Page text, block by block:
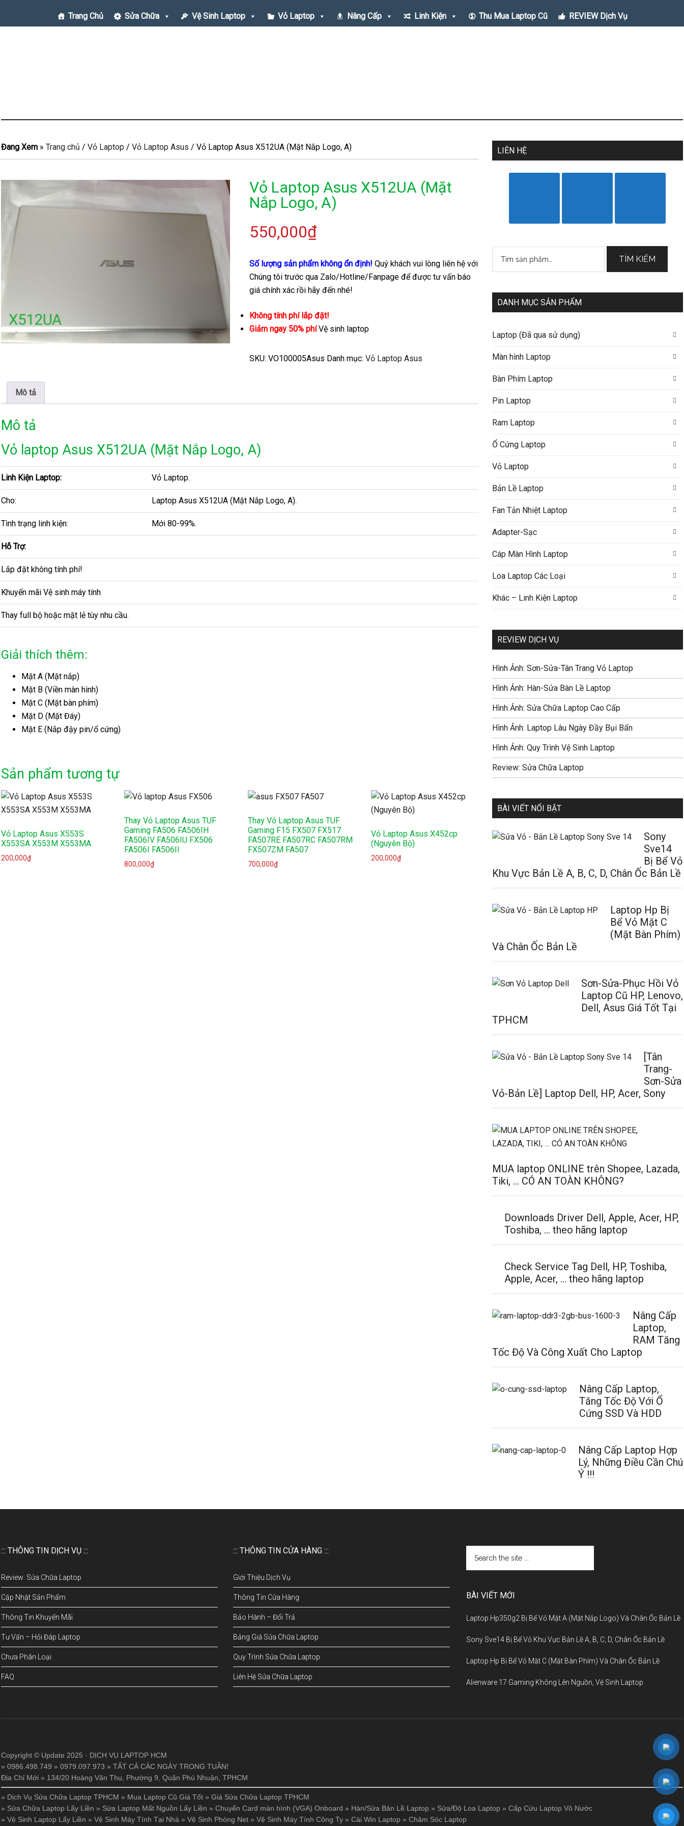
Trang Chủ Sửa Chữa Vệ Sinh Laptop Vỏ Laptop Nâng Cấp Linh Kiện Thu Mua Laptop Cũ REVIEW Dịch Vụ
Đang Xem » Trang chủ / Vỏ Laptop / Vỏ Laptop Asus / Vỏ Laptop Asus X512UA (Mặt Nắp Logo, A)
Vỏ Laptop Asus X512UA (Mặt
Nắp Logo, A)
550,000₫
Số lượng sản phẩm không ổn định! Quý khách vui lòng liên hệ với
Chúng tôi trước qua Zalo/Hotline/Fanpage để được tư vấn báo
giá chính xác rồi hãy đến nhé!
Không tính phí lắp đặt!
Giảm ngay 50% phíVệ sinh laptop
SKU: VO100005Asus Danh mục: Vỏ Laptop Asus
Mô tả
Mô tả
Vỏ laptop Asus X512UA (Mặt Nắp Logo, A)
Linh Kiện Laptop: Vỏ Laptop.
Cho: Laptop Asus X512UA (Mặt Nắp Logo, A).
Tình trạng linh kiện: Mới 80-99%.
Hỗ Trợ:
Lắp đặt không tính phí!
Khuyến mãi Vệ sinh máy tính
Thay full bộ hoặc mặt lẻ tùy nhu cầu.
Giải thích thêm:
Mặt A (Mặt nắp)
Mặt B (Viền màn hình)
Mặt C (Mặt bàn phím)
Mặt D (Mặt Đáy)
Mặt E (Nắp đậy pin/ổ cứng)
Sản phẩm tương tự
Vỏ Laptop Asus X553S
X553SA X553M X553MA
200,000₫
Thay Vỏ Laptop Asus TUF
Gaming FA506 FA506IH
FA506IV FA506IU FX506
FA506I FA506II
800,000₫
Thay Vỏ Laptop Asus TUF
Gaming F15 FX507 FX517
FA507RE FA507RC FA507RM
FX507ZM FA507
700,000₫
Vỏ Laptop Asus X452cp
(Nguyên Bộ)
200,000₫
LIÊN HỆ
kiếm:
TÌM KIẾM
DANH MỤC SẢN PHẨM
Laptop (Đã qua sử dụng)
Màn hình Laptop
Bàn Phím Laptop
Pin Laptop
Ram Laptop
Ổ Cứng Laptop
Vỏ Laptop
Bản Lề Laptop
Fan Tản Nhiệt Laptop
Adapter-Sạc
Cáp Màn Hình Laptop
Loa Laptop Các Loại
Khác – Linh Kiện Laptop
REVIEW DỊCH VỤ
Hình Ảnh: Sơn-Sửa-Tân Trang Vỏ Laptop
Hình Ảnh: Hàn-Sửa Bàn Lề Laptop
Hình Ảnh: Sửa Chữa Laptop Cao Cấp
Hình Ảnh: Laptop Lâu Ngày Đầy Bụi Bẩn
Hình Ảnh: Quy Trình Vệ Sinh Laptop
Review: Sửa Chữa Laptop
BÀI VIẾT NỔI BẬT
Sony
Sve14
Bị Bể Vỏ
Khu Vực Bản Lề A, B, C, D, Chân Ốc Bản Lề
Laptop Hp Bị
Bể Vỏ Mặt C
(Mặt Bàn Phím)
Và Chân Ốc Bản Lề
Sơn-Sửa-Phục Hồi Vỏ
Laptop Cũ HP, Lenovo,
Dell, Asus Giá Tốt Tại
TPHCM
[Tân
Trang-
Sơn-Sửa
Vỏ-Bản Lề] Laptop Dell, HP, Acer, Sony
MUA laptop ONLINE trên Shopee, Lazada,
Tiki, … CÓ AN TOÀN KHÔNG?
Downloads Driver Dell, Apple, Acer, HP,
Toshiba, … theo hãng laptop
Check Service Tag Dell, HP, Toshiba,
Apple, Acer, … theo hãng laptop
Nâng Cấp
Laptop,
RAM Tăng
Tốc Độ Và Công Xuất Cho Laptop
Nâng Cấp Laptop,
Tăng Tốc Độ Với Ổ
Cứng SSD Và HDD
Nâng Cấp Laptop Hợp
Lý, Những Điều Cần Chú
Ý !!!
::: THÔNG TIN DỊCH VỤ :::
Review: Sửa Chữa Laptop
Cập Nhật Sản Phẩm
Thông Tin Khuyến Mãi
Tư Vấn – Hỏi Đáp Laptop
Chưa Phân Loại
FAQ
::: THÔNG TIN CỬA HÀNG :::
Giới Thiệu Dịch Vụ
Thông Tin Cửa Hàng
Bảo Hành – Đổi Trả
Bảng Giá Sửa Chữa Laptop
Quy Trình Sửa Chữa Laptop
Liên Hệ Sửa Chữa Laptop
BÀI VIẾT MỚI
Laptop Hp350g2 Bị Bể Vỏ Mặt A (Mặt Nắp Logo) Và Chân Ốc Bản Lề
Sony Sve14 Bị Bể Vỏ Khu Vực Bản Lề A, B, C, D, Chân Ốc Bản Lề
Laptop Hp Bị Bể Vỏ Mặt C (Mặt Bàn Phím) Và Chân Ốc Bản Lề
Alienware 17 Gaming Không Lên Nguồn, Vệ Sinh Laptop
Copyright © Update 2025 · DỊCH VỤ LAPTOP HCM
» 0986.498.749 » 0979.097.973 » TẤT CẢ CÁC NGÀY TRONG TUẦN!
Địa Chỉ Mới » 134/20 Hoàng Văn Thụ, Phường 9, Quận Phú Nhuận, TPHCM
» Dịch Vụ Sửa Chữa Laptop TPHCM » Mua Laptop Cũ Giá Tốt » Giá Sửa Chữa Laptop TPHCM
» Sửa Chữa Laptop Lấy Liền » Sửa Laptop Mất Nguồn Lấy Liền » Chuyển Card màn hình (VGA) Onboard » Hàn/Sửa Bản Lề Laptop » Sửa/Độ Loa Laptop » Cấp Cứu Laptop Vô Nước
» Vệ Sinh Laptop Lấy Liền » Vệ Sinh Máy Tính Tại Nhà » Vệ Sinh Phòng Net » Vệ Sinh Máy Tính Công Ty » Cài Win Laptop » Chăm Sóc Laptop